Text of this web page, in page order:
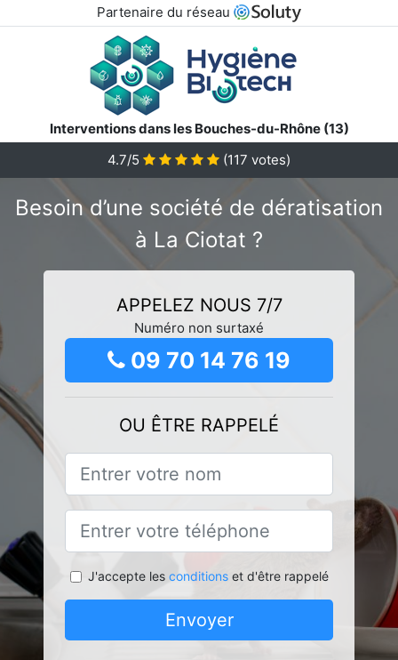
Partenaire du réseau
Interventions dans les Bouches-du-Rhône (13)
4.7/5
(117 votes)
Besoin d’une société de dératisation
à La Ciotat ?
APPELEZ NOUS 7/7
Numéro non surtaxé
09 70 14 76 19
OU ÊTRE RAPPELÉ
J'accepte les conditionset d'être rappelé
Envoyer